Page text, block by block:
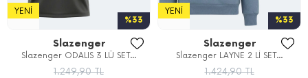
%33
YENI
Slazenger
Slazenger ODALIS 3 LÜ SET...
1.249,90 TL
%33
YENI
Slazenger
Slazenger LAYNE 2 Lİ SET...
1.424,90 TL